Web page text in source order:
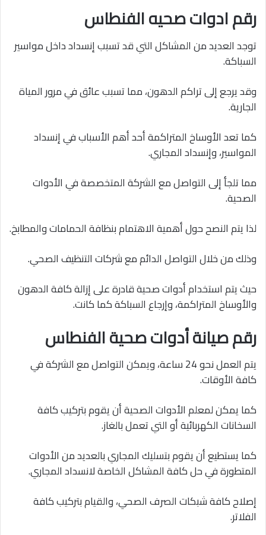
رقم ادوات صحيه الفنطاس
توجد العديد من المشاكل التي قد تسبب إنسداد داخل مواسير
السباكة.
وقد يرجع إلى تراكم الدهون، مما تسبب عائق في مرور المياة
الجارية.
كما تعد الأوساخ المتراكمة أحد أهم الأسباب في إنسداد
المواسير، وإنسداد المجاري.
مما تلجأ إلى التواصل مع الشركة المتخصصة في الأدوات
الصحية.
لذا يتم النصح حول أهمية الاهتمام بنظافة الحمامات والمطابخ.
وذلك من خلال التواصل الدائم مع شركات التنظيف الصحي.
حيث يتم استخدام أدوات صحية قادرة على إزالة كافة الدهون
والأوساخ المتراكمة، وإرجاع السباكة كما كانت.
رقم صيانة أدوات صحية الفنطاس
يتم العمل نحو 24 ساعة، ويمكن التواصل مع الشركة في
كافة الأوقات.
كما يمكن لمعلم الأدوات الصحية أن يقوم بتركيب كافة
السخانات الكهربائية أو التي تعمل بالغاز.
كما يستطيع أن يقوم بتسليك المجاري بالعديد من الأدوات
المتطورة في حل كافة المشاكل الخاصة لانسداد المجاري.
إصلاح كافة شبكات الصرف الصحي، والقيام بتركيب كافة
الفلاتر.